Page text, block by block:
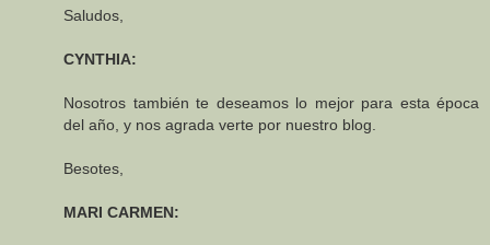
Saludos,
CYNTHIA:
Nosotros también te deseamos lo mejor para esta época
del año, y nos agrada verte por nuestro blog.
Besotes,
MARI CARMEN: